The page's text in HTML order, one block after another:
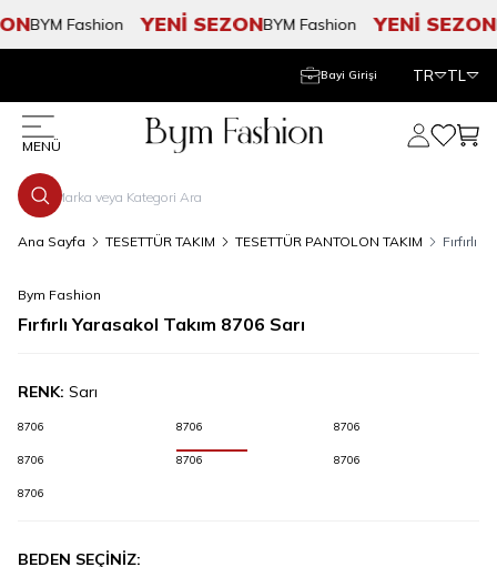
BYM Fashion YENİ SEZONBYM Fashion YENİ SEZON
Bayi Girişi TR TL
MENÜ
Hesabım
Ana Sayfa TESETTÜR TAKIM TESETTÜR PANTOLON TAKIM Fırfırlı
Bym Fashion
Fırfırlı Yarasakol Takım 8706 Sarı
RENK: Sarı
8706 8706 8706
8706 8706 8706
8706
BEDEN SEÇİNİZ: